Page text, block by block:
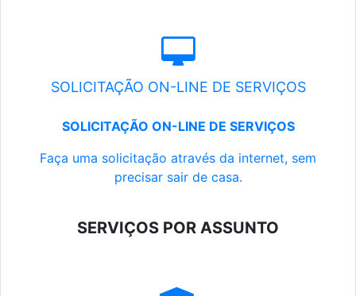
SOLICITAÇÃO ON-LINE DE SERVIÇOS
SOLICITAÇÃO ON-LINE DE SERVIÇOS
Faça uma solicitação através da internet, sem
precisar sair de casa.
SERVIÇOS POR ASSUNTO